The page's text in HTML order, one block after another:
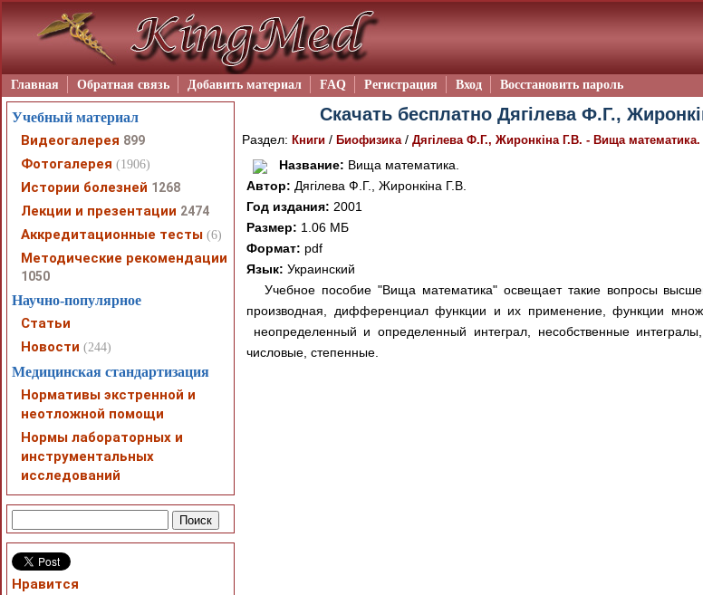
Главная Обратная связь Добавить материал FAQ Регистрация Вход Восстановить пароль
Скачать бесплатно Дягілева Ф.Г.,
Раздел: Книги / Биофизика / Дягілева Ф.Г., Жиронкіна Г.В. - Вища математика.
Название: Вища математика.
Автор: Дягілева Ф.Г., Жиронкіна Г.В.
Год издания: 2001
Размер: 1.06 МБ
Формат: pdf
Язык: Украинский
Учебное пособие "Вища математика" освещает такие вопросы
производная, дифференциал функции и их применение, функции
неопределенный и определенный интеграл, несобственные
числовые, степенные.
Учебный материал
Видеогалерея 899
Фотогалерея (1906)
Истории болезней 1268
Лекции и презентации 2474
Аккредитационные тесты (6)
Методические рекомендации
1050
Научно-популярное
Статьи
Новости (244)
Медицинская стандартизация
Нормативы экстренной и
неотложной помощи
Нормы лабораторных и
инструментальных
исследований
Нравится